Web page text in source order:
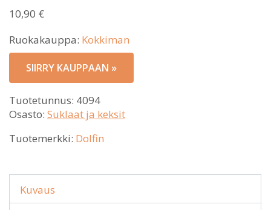
10,90 €
Ruokakauppa: Kokkiman
SIIRRY KAUPPAAN »
Tuotetunnus: 4094
Osasto: Suklaat ja keksit
Tuotemerkki: Dolfin
Kuvaus